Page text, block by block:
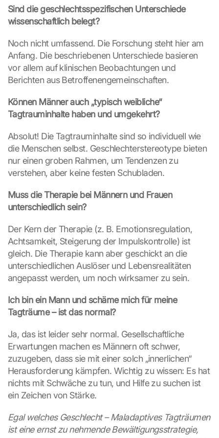
Sind die geschlechtsspezifischen Unterschiede
wissenschaftlich belegt?
Noch nicht umfassend. Die Forschung steht hier am
Anfang. Die beschriebenen Unterschiede basieren
vor allem auf klinischen Beobachtungen und
Berichten aus Betroffenengemeinschaften.
Können Männer auch „typisch weibliche“
Tagtrauminhalte haben und umgekehrt?
Absolut! Die Tagtrauminhalte sind so individuell wie
die Menschen selbst. Geschlechterstereotype bieten
nur einen groben Rahmen, um Tendenzen zu
verstehen, aber keine festen Schubladen.
Muss die Therapie bei Männern und Frauen
unterschiedlich sein?
Der Kern der Therapie (z. B. Emotionsregulation,
Achtsamkeit, Steigerung der Impulskontrolle) ist
gleich. Die Therapie kann aber geschickt an die
unterschiedlichen Auslöser und Lebensrealitäten
angepasst werden, um noch wirksamer zu sein.
Ich bin ein Mann und schäme mich für meine
Tagträume – ist das normal?
Ja, das ist leider sehr normal. Gesellschaftliche
Erwartungen machen es Männern oft schwer,
zuzugeben, dass sie mit einer solch „innerlichen“
Herausforderung kämpfen. Wichtig zu wissen: Es hat
nichts mit Schwäche zu tun, und Hilfe zu suchen ist
ein Zeichen von Stärke.
Egal welches Geschlecht – Maladaptives Tagträumen
ist eine ernst zu nehmende Bewältigungsstrategie,
n
G
o
g
l
e
ü
e
r
r
a
g
e
n
n
d
C
o
k
i
e
s
s
e
z
t
.
G
o
g
e
k